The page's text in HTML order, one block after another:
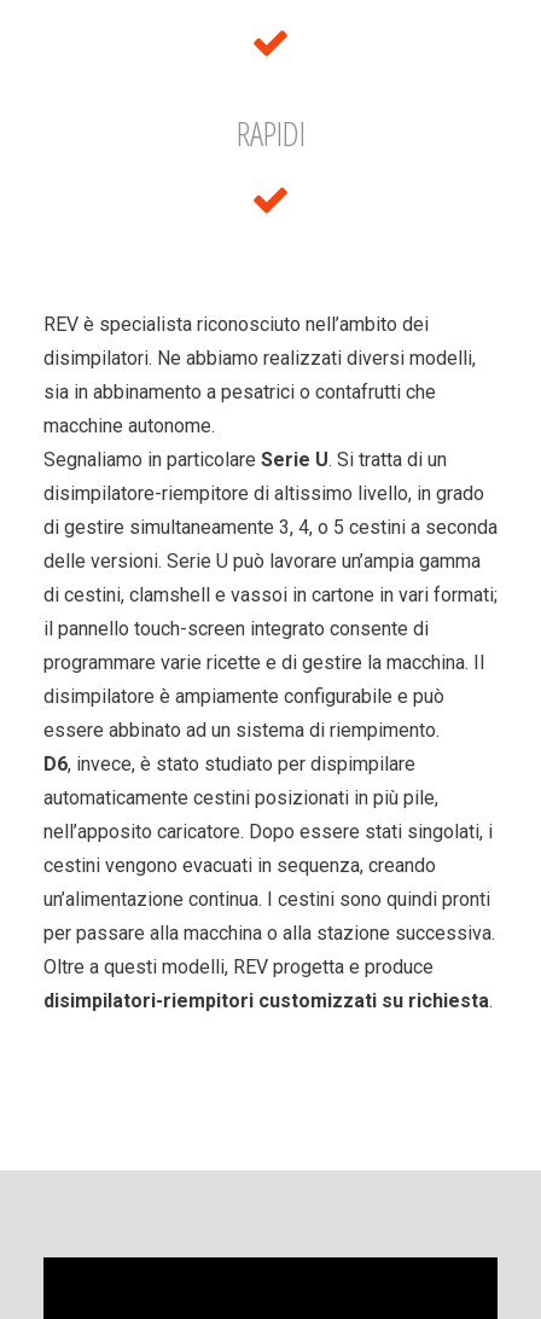
RAPIDI
REV è specialista riconosciuto nell’ambito dei
disimpilatori. Ne abbiamo realizzati diversi modelli,
sia in abbinamento a pesatrici o contafrutti che
macchine autonome.
Segnaliamo in particolare Serie U. Si tratta di un
disimpilatore-riempitore di altissimo livello, in grado
di gestire simultaneamente 3, 4, o 5 cestini a seconda
delle versioni. Serie U può lavorare un’ampia gamma
di cestini, clamshell e vassoi in cartone in vari formati;
il pannello touch-screen integrato consente di
programmare varie ricette e di gestire la macchina. Il
disimpilatore è ampiamente configurabile e può
essere abbinato ad un sistema di riempimento.
D6, invece, è stato studiato per dispimpilare
automaticamente cestini posizionati in più pile,
nell’apposito caricatore. Dopo essere stati singolati, i
cestini vengono evacuati in sequenza, creando
un’alimentazione continua. I cestini sono quindi pronti
per passare alla macchina o alla stazione successiva.
Oltre a questi modelli, REV progetta e produce
disimpilatori-riempitori customizzati su richiesta.